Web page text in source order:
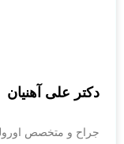
دکتر علی آهنیان
جراح و متخصص